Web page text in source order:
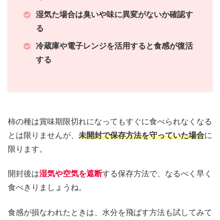
湿気た場合は臭いや味に異変がないか確認す
る
冷蔵庫や電子レンジを活用すると食感が復活
する
柿の種は賞味期限切れになってもすぐに食べられなくなる
とは限りませんが、 未開封で保存方法を守っていた場合に
限ります。
開封後は湿気や空気を遮断する保存方法で、なるべく早く
食べきりましょうね。
食感が損なわれたときは、水分を飛ばす方法も試してみて